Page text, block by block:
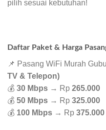
pilih sesuai kebutuhan!
Daftar Paket & Harga
📌 Pasang WiFi Murah
TV & Telepon)
💰 30 Mbps → Rp 265.000
💰 50 Mbps → Rp 325.000
💰 100 Mbps → Rp 375.000